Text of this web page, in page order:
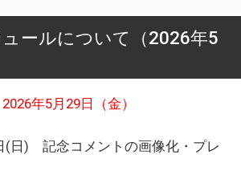
ールについて（2026年5
2026年5月29日（金）
(日) 記念コメントの画像化・プレ